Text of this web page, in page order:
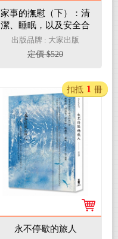
家事的撫慰（下）：清
潔、睡眠，以及安全合
宜的居家環境
出版品牌 : 大家出版
定價 $520
永不停歇的旅人
扣抵 1 冊